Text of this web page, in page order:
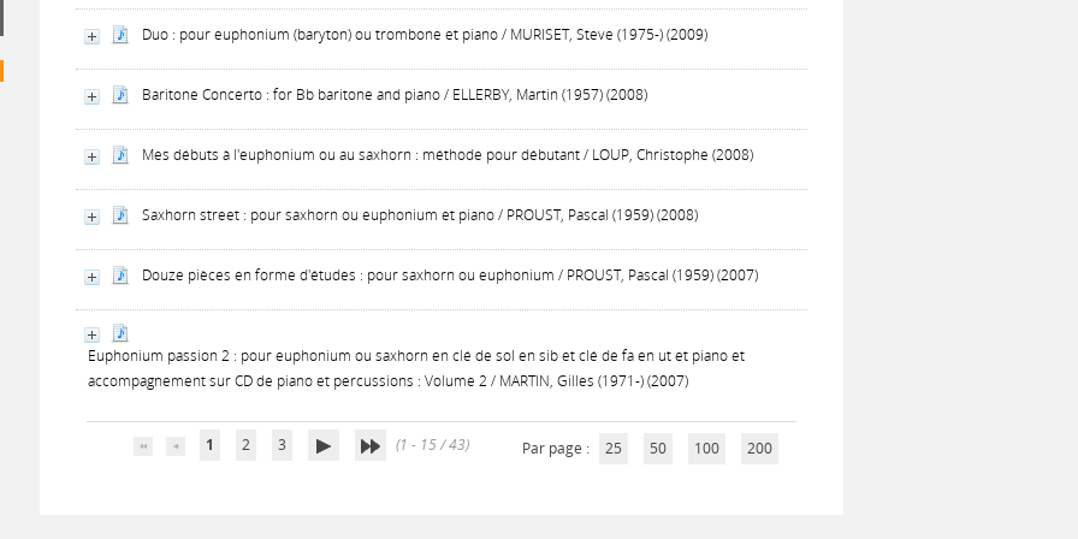
Duo : pour euphonium (baryton) ou trombone et piano / MURISET, Steve (1975-) (2009)
Baritone Concerto : for Bb baritone and piano / ELLERBY, Martin (1957) (2008)
Mes débuts à l'euphonium ou au saxhorn : méthode pour débutant / LOUP, Christophe (2008)
Saxhorn street : pour saxhorn ou euphonium et piano / PROUST, Pascal (1959) (2008)
Douze pièces en forme d'études : pour saxhorn ou euphonium / PROUST, Pascal (1959) (2007)
Euphonium passion 2 : pour euphonium ou saxhorn en clé de sol en sib et clé de fa en ut et piano et
accompagnement sur CD de piano et percussions : Volume 2 / MARTIN, Gilles (1971-) (2007)
1 2 3 (1 - 15 / 43) Par page : 25 50 100 200